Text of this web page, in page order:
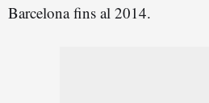
Barcelona fins al 2014.